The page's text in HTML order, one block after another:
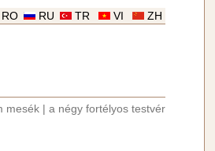
ZH
VI
TR
RU
RO
mesék a négy fortélyos testvér